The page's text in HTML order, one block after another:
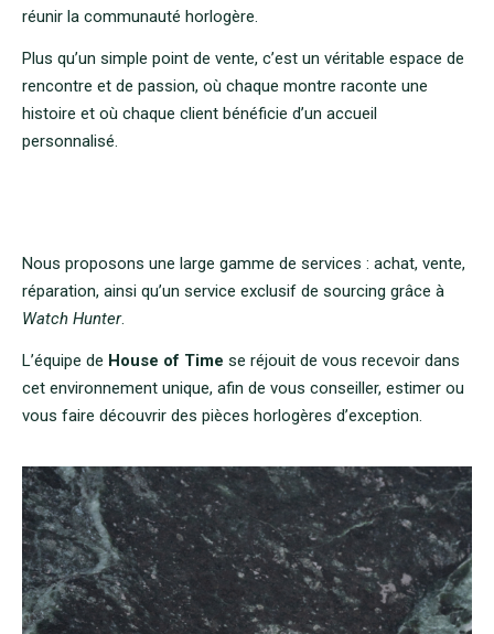
réunir la communauté horlogère.
Plus qu’un simple point de vente, c’est un véritable espace de
rencontre et de passion, où chaque montre raconte une
histoire et où chaque client bénéficie d’un accueil
personnalisé.
Nous proposons une large gamme de services : achat, vente,
réparation, ainsi qu’un service exclusif de sourcing grâce à
Watch Hunter.
L’équipe de House of Time se réjouit de vous recevoir dans
cet environnement unique, afin de vous conseiller, estimer ou
vous faire découvrir des pièces horlogères d’exception.